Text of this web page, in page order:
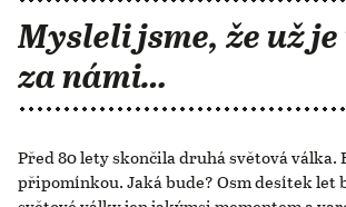
Mysleli jsme, že už
za námi…
Před 80 lety skončila druhá světová válka.
připomínkou. Jaká bude? Osm desítek let